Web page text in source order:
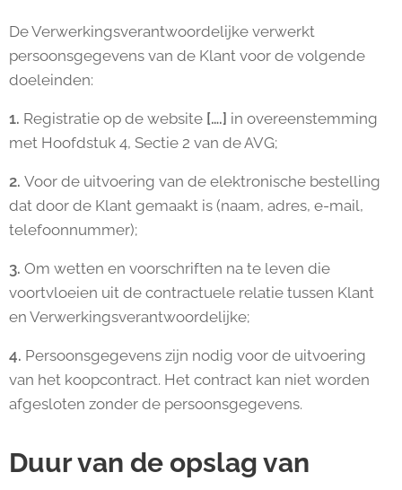
De Verwerkingsverantwoordelijke verwerkt
persoonsgegevens van de Klant voor de volgende
doeleinden:
1. Registratie op de website [….] in overeenstemming
met Hoofdstuk 4, Sectie 2 van de AVG;
2. Voor de uitvoering van de elektronische bestelling
dat door de Klant gemaakt is (naam, adres, e-mail,
telefoonnummer);
3. Om wetten en voorschriften na te leven die
voortvloeien uit de contractuele relatie tussen Klant
en Verwerkingsverantwoordelijke;
4. Persoonsgegevens zijn nodig voor de uitvoering
van het koopcontract. Het contract kan niet worden
afgesloten zonder de persoonsgegevens.
Duur van de opslag van